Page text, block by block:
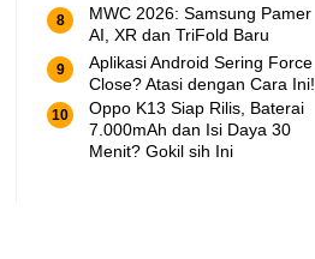
MWC 2026: Samsung Pamer
AI, XR dan TriFold Baru
Aplikasi Android Sering Force
Close? Atasi dengan Cara Ini!
Oppo K13 Siap Rilis, Baterai
7.000mAh dan Isi Daya 30
Menit? Gokil sih Ini